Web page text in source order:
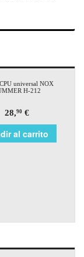
universal NOX
H-212
28,90€
al carrito